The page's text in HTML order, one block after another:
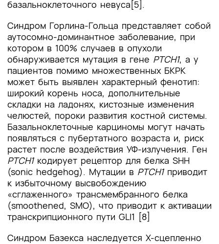
базальноклеточного невуса[5].
Синдром Горлина-Гольца представляет собой
аутосомно-доминантное заболевание, при
котором в 100% случаев в опухоли
обнаруживается мутация в гене PTCH1, а у
пациентов помимо множественных БКРК
может быть выявлен характерный фенотип:
широкий корень носа, дополнительные
складки на ладонях, кистозные изменения
челюстей, пороки развития костной системы.
Базальноклеточные карциномы могут начать
появляться с пубертатного возраста и, риск
растет после воздействия УФ-излучения. Ген
PTCH1 кодирует рецептор для белка SHH
(sonic hedgehog). Мутации в PTCH1 приводит
к избыточному высвобождению
«сглаженного» трансмембранного белка
(smoothened, SMO), что приводит к активации
транскрипционного пути GLI1 [8]
Синдром Базекса наследуется Х-сцепленно